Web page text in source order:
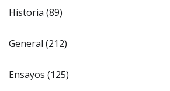
Historia (89)
General (212)
Ensayos (125)